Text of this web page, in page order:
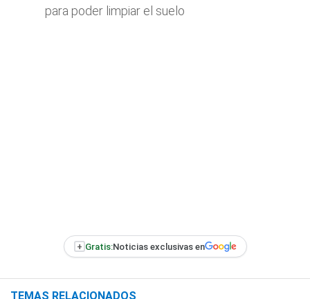
para poder limpiar el suelo
+ Gratis:Noticias exclusivas en
TEMAS RELACIONADOS